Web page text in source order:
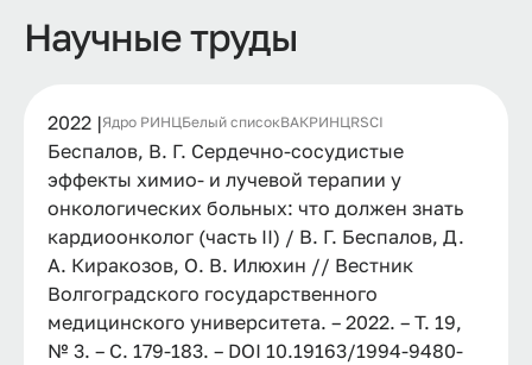
Научные труды
2022 |Ядро РИНЦБелый списокВАКРИНЦRSCI
Беспалов, В. Г. Сердечно-сосудистые
эффекты химио- и лучевой терапии у
онкологических больных: что должен знать
кардиоонколог (часть II) / В. Г. Беспалов, Д.
А. Киракозов, О. В. Илюхин // Вестник
Волгоградского государственного
медицинского университета. – 2022. – Т. 19,
№ 3. – С. 179-183. – DOI 10.19163/1994-9480-